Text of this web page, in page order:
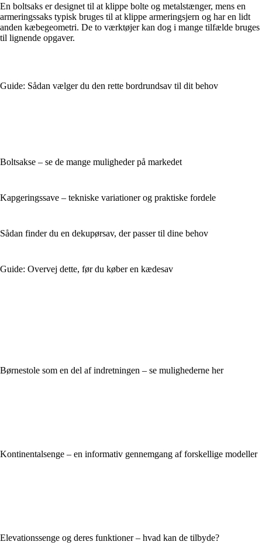
En boltsaks er designet til at klippe bolte og metalstænger, mens en
armeringssaks typisk bruges til at klippe armeringsjern og har en lidt
anden kæbegeometri. De to værktøjer kan dog i mange tilfælde bruges
til lignende opgaver.
Guide: Sådan vælger du den rette bordrundsav til dit behov
Boltsakse – se de mange muligheder på markedet
Kapgeringssave – tekniske variationer og praktiske fordele
Sådan finder du en dekupørsav, der passer til dine behov
Guide: Overvej dette, før du køber en kædesav
Børnestole som en del af indretningen – se mulighederne her
Kontinentalsenge – en informativ gennemgang af forskellige modeller
Elevationssenge og deres funktioner – hvad kan de tilbyde?